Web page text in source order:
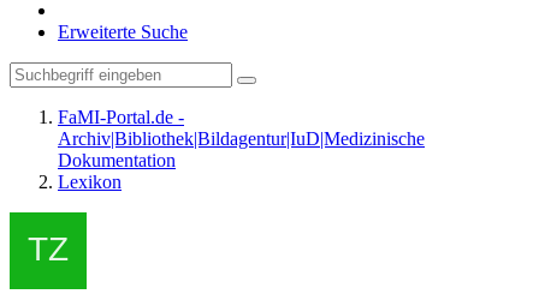
Erweiterte Suche
FaMI-Portal.de -
Archiv|Bibliothek|Bildagentur|IuD|Medizinische
Dokumentation
Lexikon